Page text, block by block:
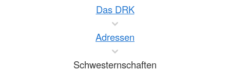
Das DRK
Adressen
Schwesternschaften